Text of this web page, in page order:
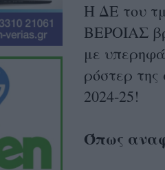
Η ΔΕ του
ΒΕΡΟΙΑΣ
με
ρόστερ της
2024-25!
Όπως